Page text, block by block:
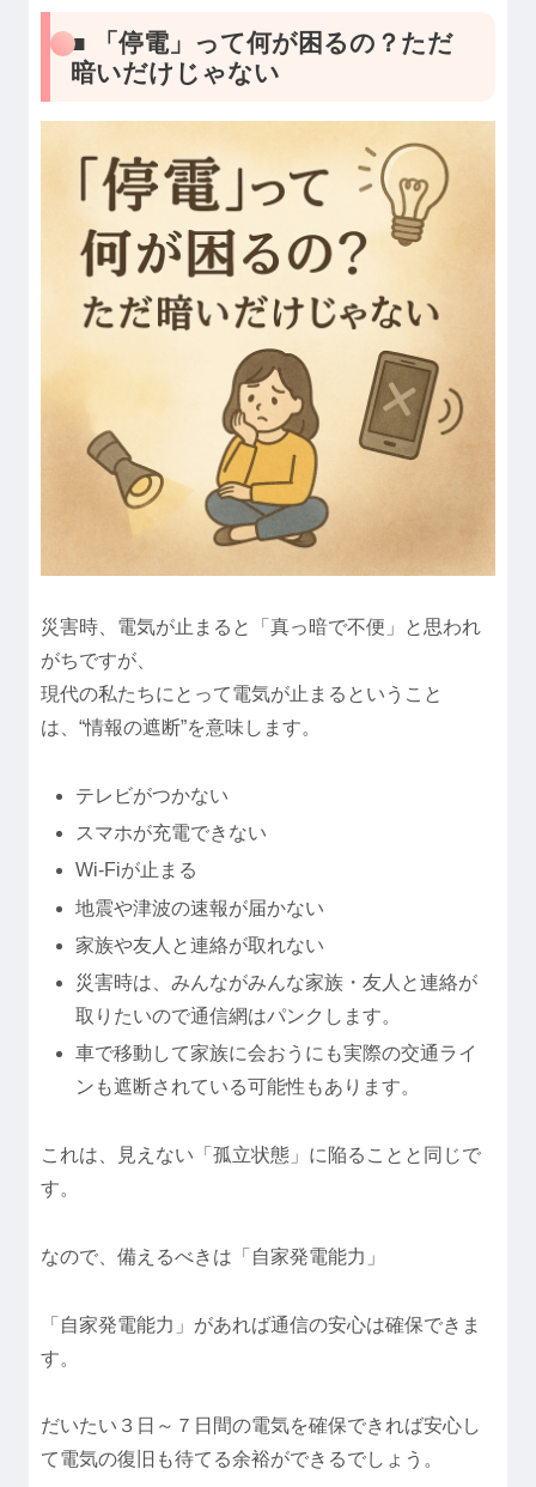
■ 「停電」って何が困るの？ただ
暗いだけじゃない
災害時、電気が止まると「真っ暗で不便」と思われ
がちですが、
現代の私たちにとって電気が止まるということ
は、“情報の遮断”を意味します。
テレビがつかない
スマホが充電できない
Wi-Fiが止まる
地震や津波の速報が届かない
家族や友人と連絡が取れない
災害時は、みんながみんな家族・友人と連絡が
取りたいので通信網はパンクします。
車で移動して家族に会おうにも実際の交通ライ
ンも遮断されている可能性もあります。
これは、見えない「孤立状態」に陥ることと同じで
す。
なので、備えるべきは「自家発電能力」
「自家発電能力」があれば通信の安心は確保できま
す。
だいたい３日～７日間の電気を確保できれば安心し
て電気の復旧も待てる余裕ができるでしょう。